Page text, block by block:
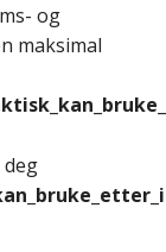
og
maksimal